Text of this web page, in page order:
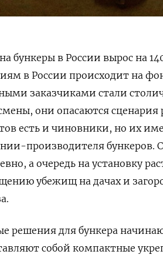
бункеры в России вырос на
в России происходит на
заказчиками стали
они опасаются
есть и чиновники, но их
производителя бункеров.
а очередь на установку
убежищ на дачах и
решения для бункера
собой компактные